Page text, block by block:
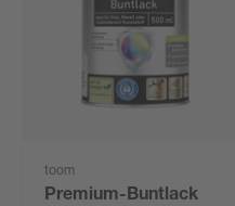
toom
Premium-Buntlack